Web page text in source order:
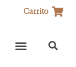
Carrito